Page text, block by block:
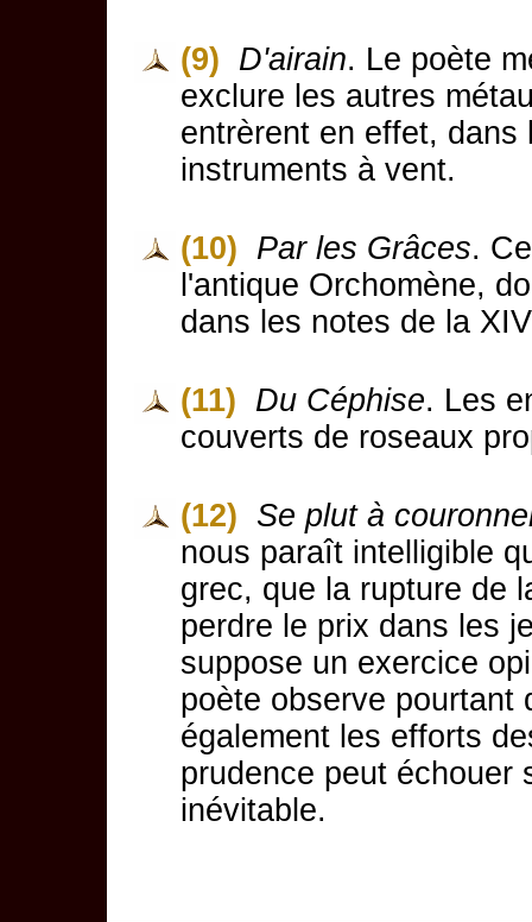
(9) D'airain. Le poète
exclure les autres
entrèrent en effet,
instruments à vent.
(10) Par les Grâces.
l'antique Orchomène,
dans les notes de la
(11) Du Céphise. Les
couverts de roseaux
(12) Se plut à
nous paraît intelligible
grec, que la rupture de
perdre le prix dans les
suppose un exercice
poète observe pourtant
également les efforts
prudence peut échouer
inévitable.